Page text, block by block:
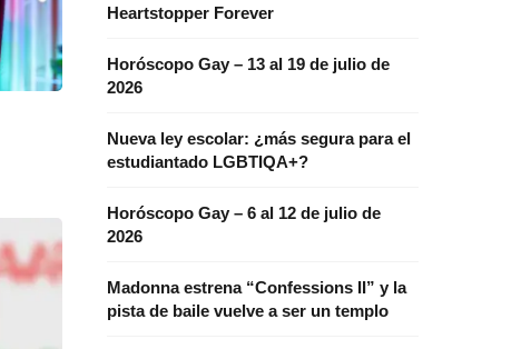
Heartstopper Forever
Horóscopo Gay – 13 al 19 de julio de
2026
Nueva ley escolar: ¿más segura para el
estudiantado LGBTIQA+?
Horóscopo Gay – 6 al 12 de julio de
2026
Madonna estrena “Confessions II” y la
pista de baile vuelve a ser un templo